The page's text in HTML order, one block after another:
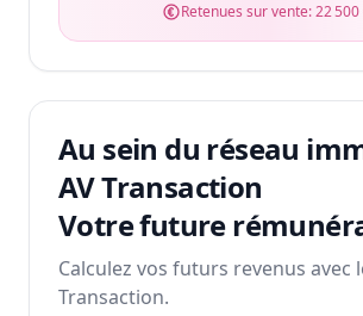
Retenues sur vente:22 500
Au sein du réseau
AV Transaction
Votre future
Calculez vos futurs revenus avec
Transaction.